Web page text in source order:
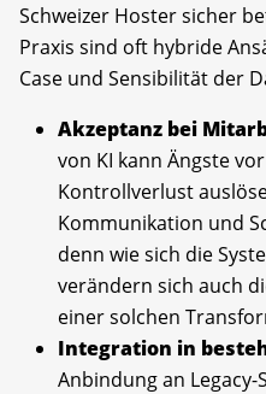
Schweizer Hoster sicher
Praxis sind oft hybride
Case und Sensibilität der
Akzeptanz bei
von KI kann Ängste
Kontrollverlust
Kommunikation und
denn wie sich die
verändern sich auch
einer solchen
Integration in
Anbindung an